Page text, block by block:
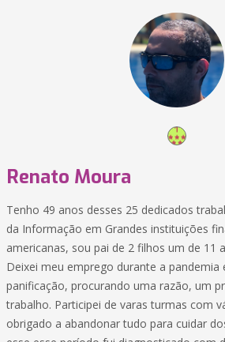
Renato Moura
Tenho 49 anos desses 25 dedicados
da Informação em Grandes instituições
americanas, sou pai de 2 filhos um de 11
Deixei meu emprego durante a pandemia
panificação, procurando uma razão, um
trabalho. Participei de varas turmas com
obrigado a abandonar tudo para cuidar